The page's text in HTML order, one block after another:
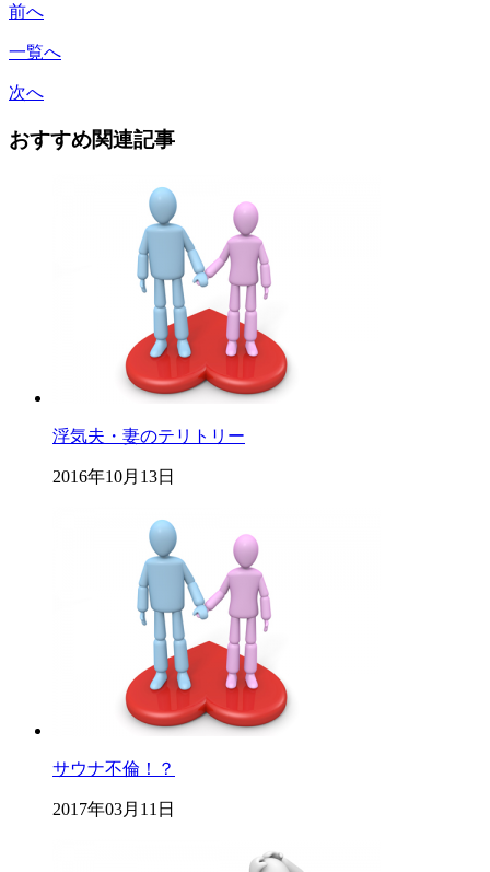
前へ
一覧へ
次へ
おすすめ関連記事
浮気夫・妻のテリトリー
2016年10月13日
サウナ不倫！？
2017年03月11日